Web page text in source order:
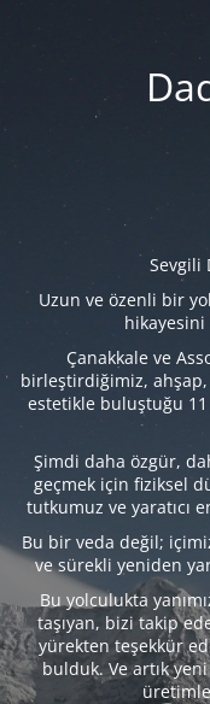
Sevgili
Uzun ve özenli bir
Çanakkale ve
birleştirdiğimiz,
estetikle buluştuğu 11
Şimdi daha özgür,
geçmek için fiziksel
tutkumuz ve yaratıcı
Bu bir veda değil;
ve sürekli yeniden
Bu yolculukta
taşıyan, bizi takip
yürekten teşekkür
bulduk. Ve artık